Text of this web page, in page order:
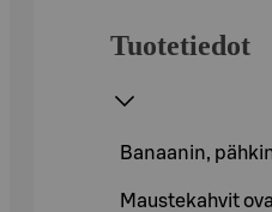
Tuotetiedot
Banaanin,
Maustekahvit